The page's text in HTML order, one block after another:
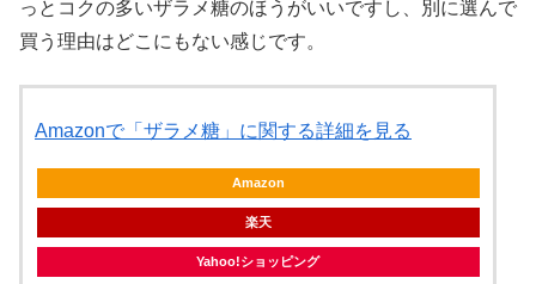
っとコクの多いザラメ糖のほうがいいですし、別に選んで
買う理由はどこにもない感じです。
Amazonで「ザラメ糖」に関する詳細を見る
Amazon
楽天
Yahoo!ショッピング